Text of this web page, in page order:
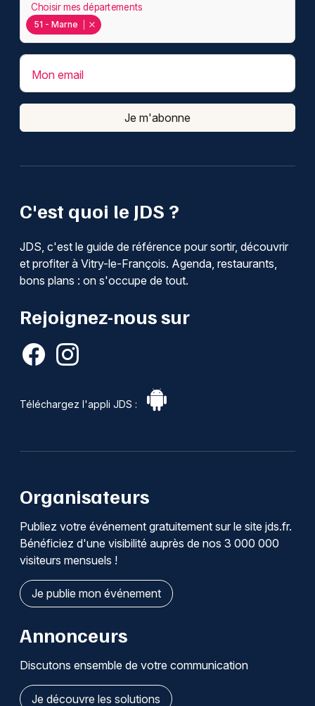
C'est quoi le JDS ?
JDS, c'est le guide de référence pour sortir, découvrir
et profiter à Vitry-le-François. Agenda, restaurants,
bons plans : on s'occupe de tout.
Rejoignez-nous sur
Téléchargez l'appli JDS :
51 - Marne
Choisir mes départements
Mon email
Je m'abonne
Organisateurs
Publiez votre événement gratuitement sur le site jds.fr.
Bénéficiez d'une visibilité auprès de nos 3 000 000
visiteurs mensuels !
Je publie mon événement
Annonceurs
Discutons ensemble de votre communication
Je découvre les solutions